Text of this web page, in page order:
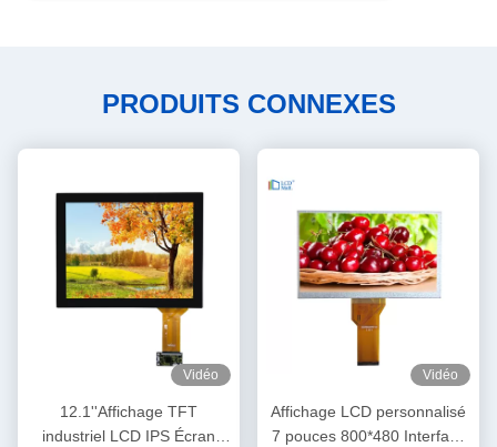
PRODUITS CONNEXES
Vidéo
12.1''Affichage TFT
industriel LCD IPS Écran
Vidéo
Affichage LCD personnalisé
7 pouces 800*480 Interface